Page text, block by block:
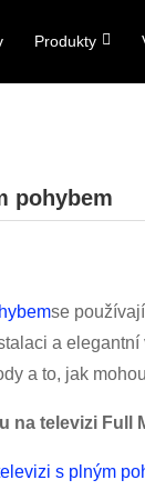
Produkty
pohybem
se
a
a to, jak
na televizi Full
s plným